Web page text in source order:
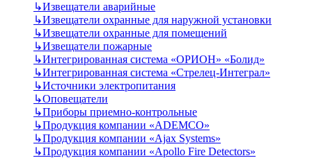
↳Извещатели аварийные
↳Извещатели охранные для наружной установки
↳Извещатели охранные для помещений
↳Извещатели пожарные
↳Интегрированная система «ОРИОН» «Болид»
↳Интегрированная система «Стрелец-Интеграл»
↳Источники электропитания
↳Оповещатели
↳Приборы приемно-контрольные
↳Продукция компании «ADEMCO»
↳Продукция компании «Ajax Systems»
↳Продукция компании «Apollo Fire Detectors»